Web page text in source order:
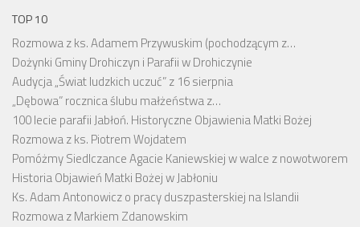
TOP 10
Rozmowa z ks. Adamem Przywuskim (pochodzącym z…
Dożynki Gminy Drohiczyn i Parafii w Drohiczynie
Audycja „Świat ludzkich uczuć” z 16 sierpnia
„Dębowa” rocznica ślubu małżeństwa z…
100 lecie parafii Jabłoń. Historyczne Objawienia Matki Bożej
Rozmowa z ks. Piotrem Wojdatem
Pomóżmy Siedlczance Agacie Kaniewskiej w walce z nowotworem
Historia Objawień Matki Bożej w Jabłoniu
Ks. Adam Antonowicz o pracy duszpasterskiej na Islandii
Rozmowa z Markiem Zdanowskim